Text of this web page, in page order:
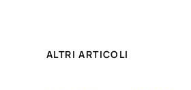
ALTRI ARTICOLI